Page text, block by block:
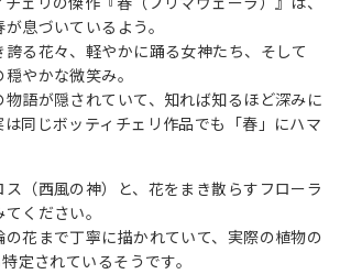
息づいているよう。
る花々、軽やかに踊る女神たち、そして
やかな微笑み。
物語が隠されていて、知れば知るほど深みに
同じボッティチェリ作品でも「春」にハマ
（西風の神）と、花をまき散らすフローラ
ください。
の花まで丁寧に描かれていて、実際の植物の
定されているそうです。